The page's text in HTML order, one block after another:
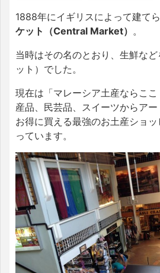
1888年にイギリスによって建て
ケット（Central Market） 。
当時はその名のとおり、生鮮な
ット）でした。
現在は「マレーシア土産ならこ
産品、民芸品、スイーツからア
お得に買える最強のお土産ショ
っています。